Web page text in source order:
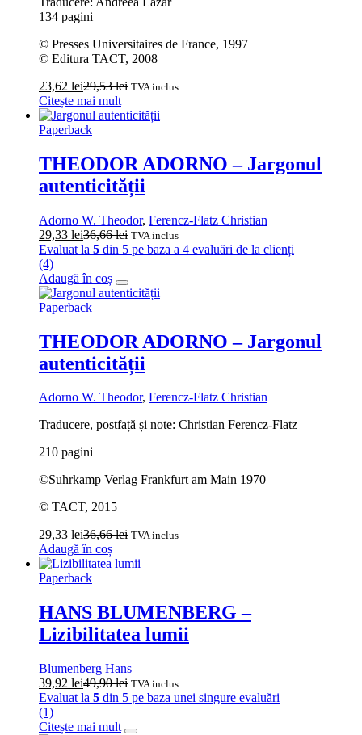
134 pagini
© Presses Universitaires de France, 1997
© Editura TACT, 2008
23,62 lei29,53lei TVA inclus
Citește mai mult
Paperback
THEODOR ADORNO – Jargonul
autenticității
Adorno W. Theodor, Ferencz-Flatz Christian
29,33 lei36,66lei TVA inclus
Evaluat la 5 din 5 pe baza a 4 evaluări de la clienți
(4)
Adaugă în coș
Paperback
THEODOR ADORNO – Jargonul
autenticității
Adorno W. Theodor, Ferencz-Flatz Christian
Traducere, postfață și note: Christian Ferencz-Flatz
210 pagini
©Suhrkamp Verlag Frankfurt am Main 1970
© TACT, 2015
29,33 lei36,66lei TVA inclus
Adaugă în coș
Paperback
HANS BLUMENBERG –
Lizibilitatea lumii
Blumenberg Hans
39,92 lei49,90lei TVA inclus
Evaluat la 5 din 5 pe baza unei singure evaluări
(1)
Citește mai mult